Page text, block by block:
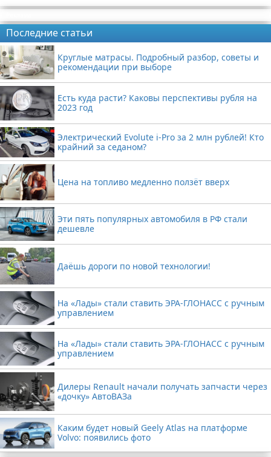
Последние статьи
Круглые матрасы. Подробный разбор, советы и
рекомендации при выборе
Есть куда расти? Каковы перспективы рубля на
2023 год
Электрический Evolute i-Pro за 2 млн рублей! Кто
крайний за седаном?
Цена на топливо медленно ползёт вверх
Эти пять популярных автомобиля в РФ стали
дешевле
Даёшь дороги по новой технологии!
На «Лады» стали ставить ЭРА-ГЛОНАСС с ручным
управлением
На «Лады» стали ставить ЭРА-ГЛОНАСС с ручным
управлением
Дилеры Renault начали получать запчасти через
«дочку» АвтоВАЗа
Каким будет новый Geely Atlas на платформе
Volvo: появились фото